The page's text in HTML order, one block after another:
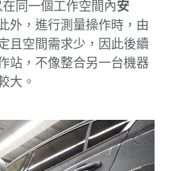
在同一個工作空間內安
外，進行測量操作時，由
且空間需求少，因此後續
站，不像整合另一台機器
大。